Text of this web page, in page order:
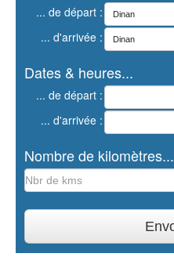
... de départ :
... d'arrivée :
Dates & heures...
... de départ :
... d'arrivée :
Nombre de kilomètres...